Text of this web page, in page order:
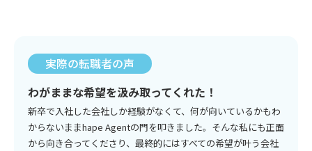
実際の転職者の声
わがままな希望を汲み取ってくれた！
新卒で入社した会社しか経験がなくて、何が向いているかもわ
からないままhape Agentの門を叩きました。そんな私にも正面
から向き合ってくださり、最終的にはすべての希望が叶う会社